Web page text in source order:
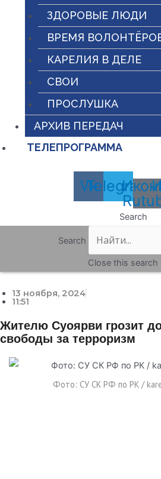
ЗДОРОВЫЕ ЛЮДИ
ВРЕМЯ
КАРЕЛИЯ В ДЕЛЕ
СВОИ
ПРОСЛУШКА
АРХИВ ПЕРЕДАЧ
ТЕЛЕПРОГРАММА
Vk
Telegram
Search
Search
Close this search
13 ноября, 2024
11:51
Жителю Суоярви грозит
свободы за терроризм
Фото: СУ СК РФ по РК /